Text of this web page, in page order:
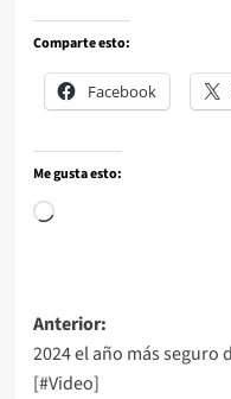
Comparte esto:
Facebook
Me gusta esto:
Anterior:
2024 el año más seguro
[#Video]